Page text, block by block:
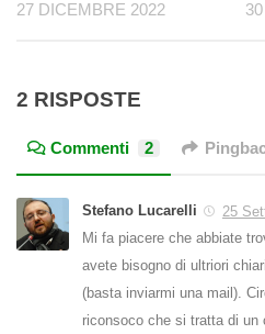
27 DICEMBRE 2022
2 RISPOSTE
Commenti 2
Stefano Lucarelli
25
Mi fa piacere che abbiate
avete bisogno di ultriori
(basta inviarmi una mail).
riconsoco che si tratta di